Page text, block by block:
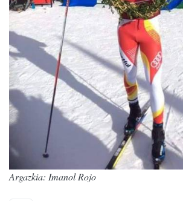
Argazkia: Imanol Rojo